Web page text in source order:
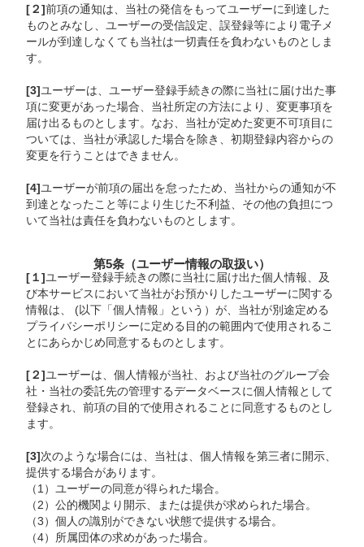
[２]前項の通知は、当社の発信をもってユーザーに到達した
ものとみなし、ユーザーの受信設定、誤登録等により電子メ
ールが到達しなくても当社は一切責任を負わないものとしま
す。
[3] ユーザーは、ユーザー登録手続きの際に当社に届け出た事
項に変更があった場合、当社所定の方法により、変更事項を
届け出るものとします。なお、当社が定めた変更不可項目に
ついては、当社が承認した場合を除き、初期登録内容からの
変更を行うことはできません。
[4] ユーザーが前項の届出を怠ったため、当社からの通知が不
到達となったこと等により生じた不利益、その他の負担につ
いて当社は責任を負わないものとします。
第5条（ユーザー情報の取扱い）
[１]ユーザー登録手続きの際に当社に届け出た個人情報、及
び本サービスにおいて当社がお預かりしたユーザーに関する
情報は、 (以下「個人情報」という）が、当社が別途定める
プライバシーポリシーに定める目的の範囲内で使用されるこ
とにあらかじめ同意するものとします。
[２]ユーザーは、個人情報が当社、および当社のグループ会
社・当社の委託先の管理するデータベースに個人情報として
登録され、前項の目的で使用されることに同意するものとし
ます。
[3] 次のような場合には、当社は、個人情報を第三者に開示、
提供する場合があります。
（1）ユーザーの同意が得られた場合。
（2）公的機関より開示、または提供が求められた場合。
（3）個人の識別ができない状態で提供する場合。
（4）所属団体の求めがあった場合。